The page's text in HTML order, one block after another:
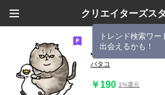
クリエイターズス
トレンド検索ワ
出会えるかも！
ぶりたん
バタコ
￥190 1%還元